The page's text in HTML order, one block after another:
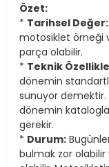
Özet:
* Tarihsel Değer:
motosiklet örneği
parça olabilir.
* Teknik
dönemin
sunuyor demektir.
dönemin
gerekir.
* Durum:
bulmak zor